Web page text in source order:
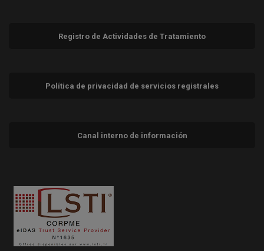
Registro de Actividades de Tratamiento
Política de privacidad de servicios registrales
Canal interno de información